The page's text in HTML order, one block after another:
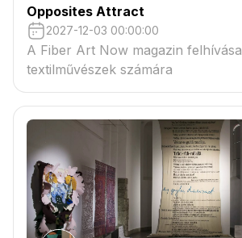
Opposites Attract
2027-12-03 00:00:00
A Fiber Art Now magazin felhívása
textilművészek számára